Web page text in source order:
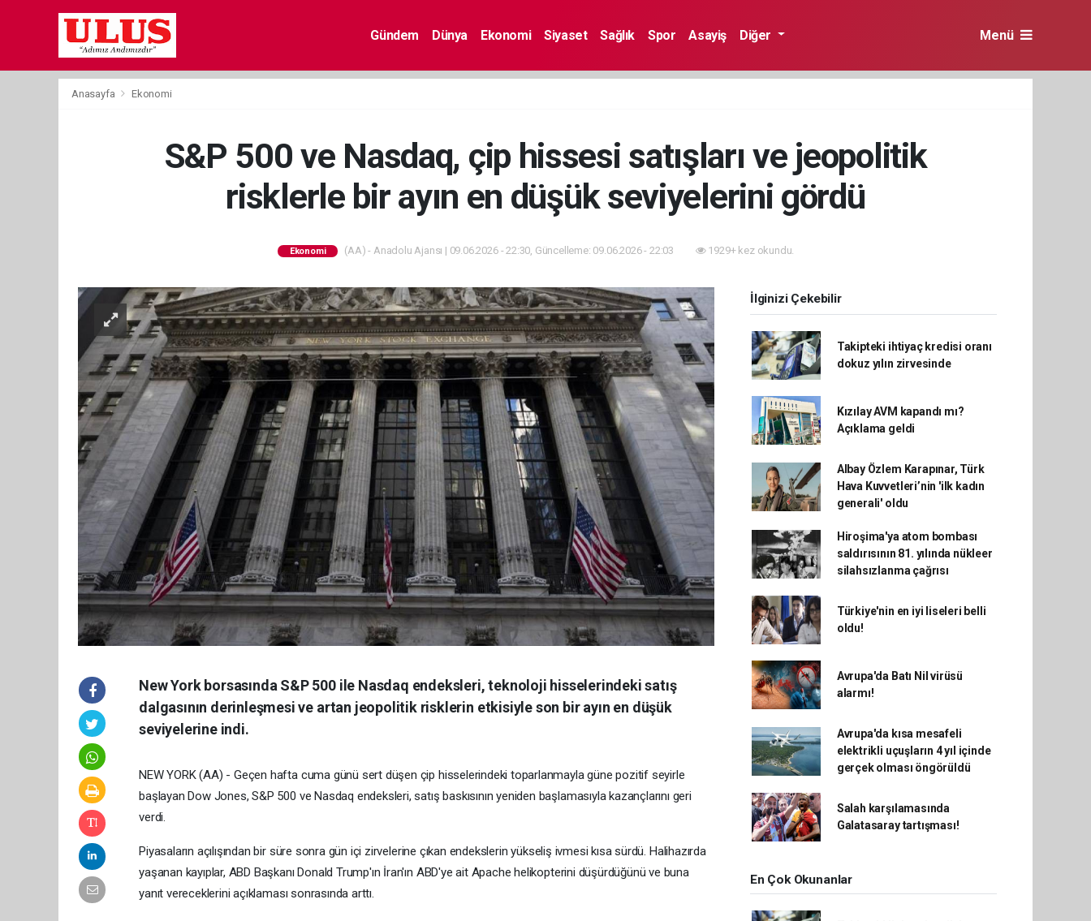
Gündem Dünya Ekonomi Siyaset Sağlık Spor Asayiş Diğer Menü
Anasayfa Ekonomi
S&P 500 ve Nasdaq, çip hissesi satışları ve jeopolitik
risklerle bir ayın en düşük seviyelerini gördü
Ekonomi (AA) - Anadolu Ajansı | 09.06.2026 - 22:30, Güncelleme: 09.06.2026 - 22:03 1929+ kez okundu.
New York borsasında S&P 500 ile Nasdaq endeksleri, teknoloji hisselerindeki satış
dalgasının derinleşmesi ve artan jeopolitik risklerin etkisiyle son bir ayın en düşük
seviyelerine indi.
NEW YORK (AA) - Geçen hafta cuma günü sert düşen çip hisselerindeki toparlanmayla güne pozitif seyirle
başlayan Dow Jones, S&P 500 ve Nasdaq endeksleri, satış baskısının yeniden başlamasıyla kazançlarını geri
verdi.
Piyasaların açılışından bir süre sonra gün içi zirvelerine çıkan endekslerin yükseliş ivmesi kısa sürdü. Halihazırda
yaşanan kayıplar, ABD Başkanı Donald Trump'ın İran'ın ABD'ye ait Apache helikopterini düşürdüğünü ve buna
yanıt vereceklerini açıklaması sonrasında arttı.
İlginizi Çekebilir
Takipteki ihtiyaç kredisi oranı
dokuz yılın zirvesinde
Kızılay AVM kapandı mı?
Açıklama geldi
Albay Özlem Karapınar, Türk
Hava Kuvvetleri’nin 'ilk kadın
generali' oldu
Hiroşima'ya atom bombası
saldırısının 81. yılında nükleer
silahsızlanma çağrısı
Türkiye'nin en iyi liseleri belli
oldu!
Avrupa'da Batı Nil virüsü
alarmı!
Avrupa'da kısa mesafeli
elektrikli uçuşların 4 yıl içinde
gerçek olması öngörüldü
Salah karşılamasında
Galatasaray tartışması!
En Çok Okunanlar